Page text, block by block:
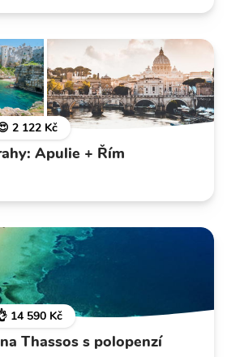
2 122 Kč
Apulie + Řím
14 590 Kč
Thassos s polopenzí